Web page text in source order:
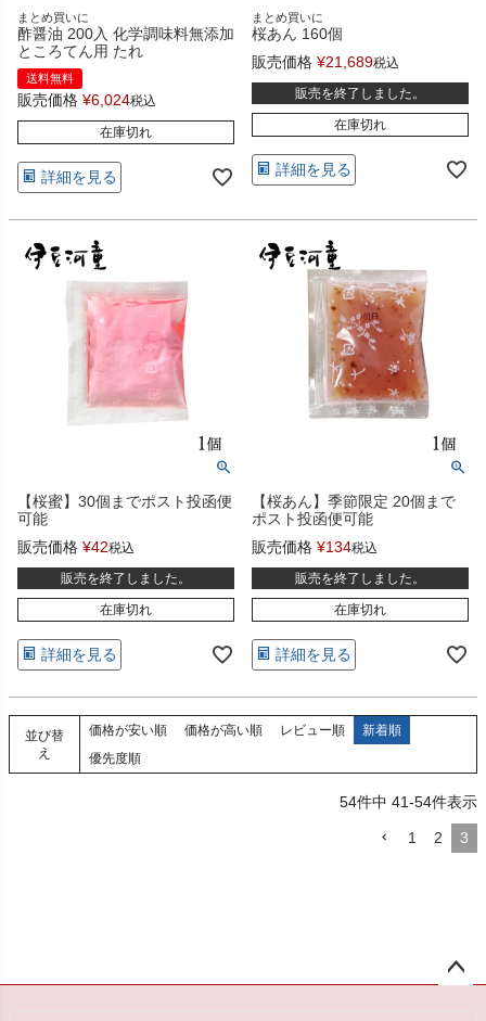
まとめ買いに
酢醤油 200入 化学調味料無添加
ところてん用 たれ
送料無料
販売価格 ¥6,024税込
在庫切れ
詳細を見る
まとめ買いに
桜あん 160個
販売価格 ¥21,689税込
販売を終了しました。
在庫切れ
詳細を見る
【桜蜜】30個までポスト投函便
可能
販売価格 ¥42税込
販売を終了しました。
在庫切れ
詳細を見る
【桜あん】季節限定 20個まで
ポスト投函便可能
販売価格 ¥134税込
販売を終了しました。
在庫切れ
詳細を見る
並び替
え
価格が安い順 価格が高い順 レビュー順
新着順
優先度順
54件中 41-54件表示
1 2 3